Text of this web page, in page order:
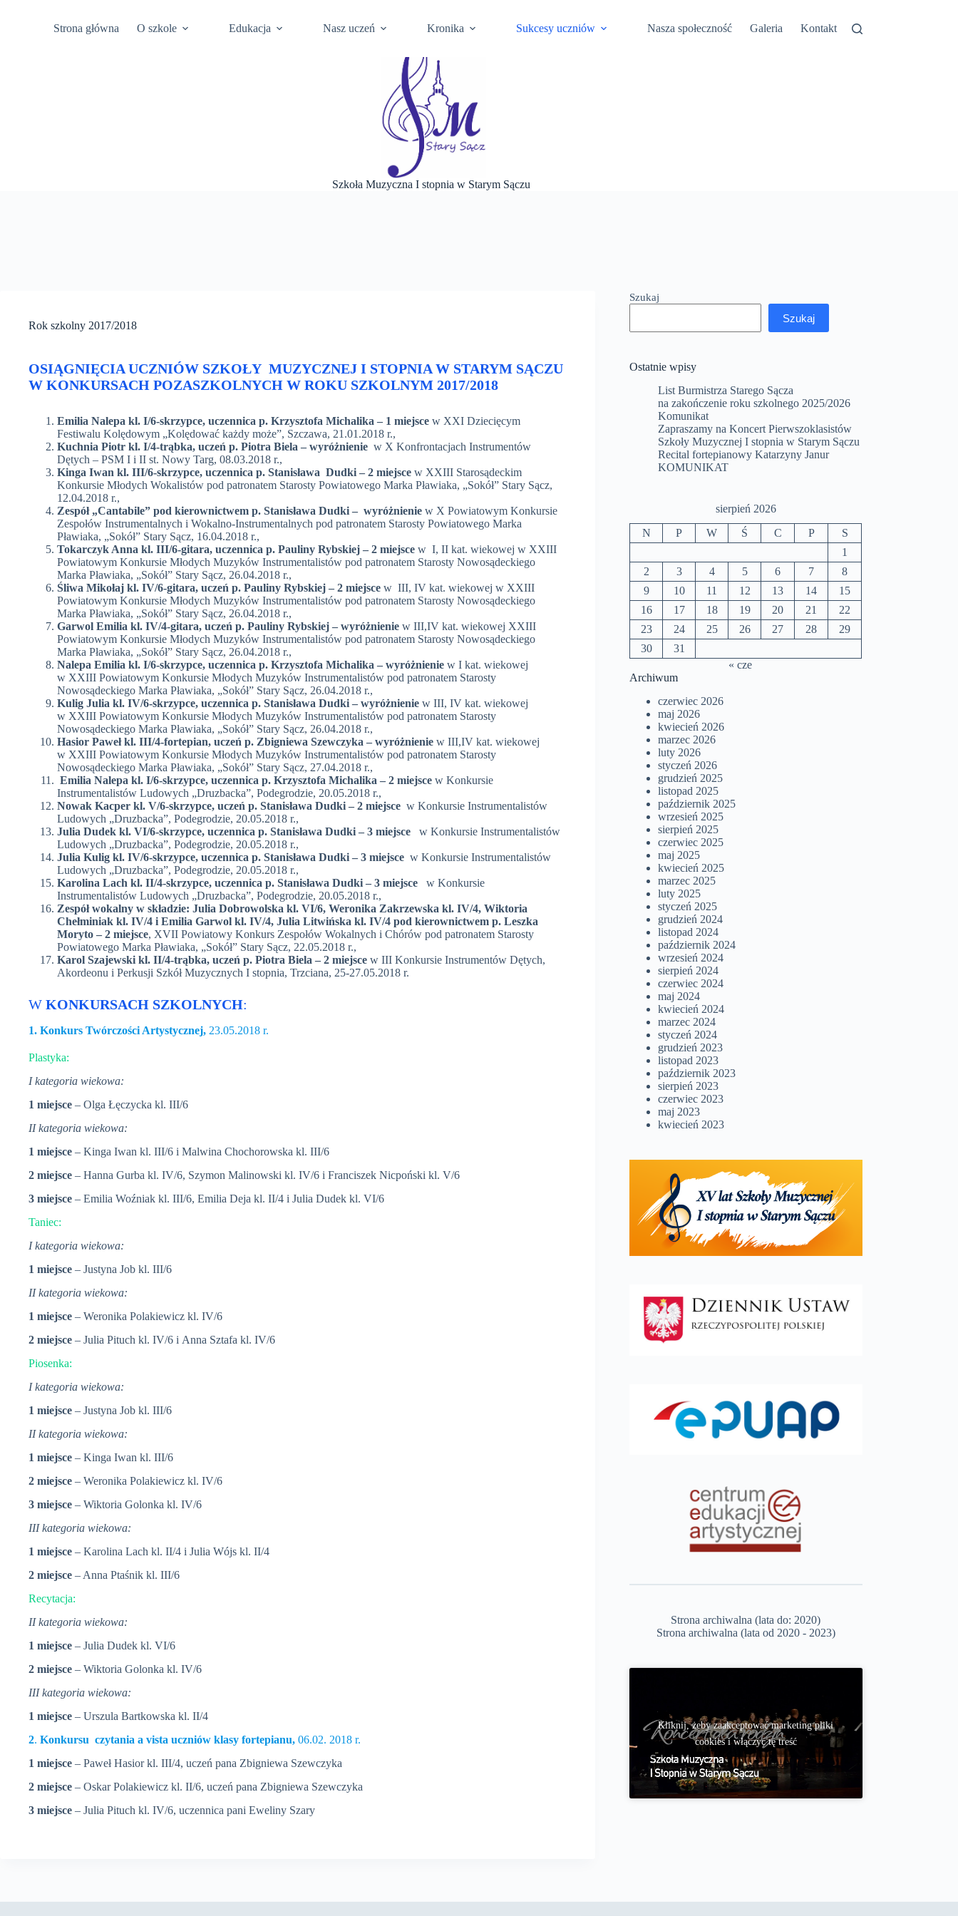
Szkoła Muzyczna I stopnia w Starym Sączu
Strona główna O szkole Edukacja Nasz uczeń Kronika Sukcesy uczniów Nasza społeczność Galeria Kontakt
Rok szkolny 2017/2018
OSIĄGNIĘCIA UCZNIÓW SZKOŁY MUZYCZNEJ I STOPNIA W STARYM SĄCZU
W KONKURSACH POZASZKOLNYCH W ROKU SZKOLNYM 2017/2018
Emilia Nalepa kl. I/6-skrzypce, uczennica p. Krzysztofa Michalika – 1 miejsce w XXI Dziecięcym
Festiwalu Kolędowym „Kolędować każdy może”, Szczawa, 21.01.2018 r.,
Kuchnia Piotr kl. I/4-trąbka, uczeń p. Piotra Biela – wyróżnienie w X Konfrontacjach Instrumentów
Dętych – PSM I i II st. Nowy Targ, 08.03.2018 r.,
Kinga Iwan kl. III/6-skrzypce, uczennica p. Stanisława Dudki – 2 miejsce w XXIII Starosądeckim
Konkursie Młodych Wokalistów pod patronatem Starosty Powiatowego Marka Pławiaka, „Sokół” Stary Sącz,
12.04.2018 r.,
Zespół „Cantabile” pod kierownictwem p. Stanisława Dudki – wyróżnienie w X Powiatowym Konkursie
Zespołów Instrumentalnych i Wokalno-Instrumentalnych pod patronatem Starosty Powiatowego Marka
Pławiaka, „Sokół” Stary Sącz, 16.04.2018 r.,
Tokarczyk Anna kl. III/6-gitara, uczennica p. Pauliny Rybskiej – 2 miejsce w I, II kat. wiekowej w XXIII
Powiatowym Konkursie Młodych Muzyków Instrumentalistów pod patronatem Starosty Nowosądeckiego
Marka Pławiaka, „Sokół” Stary Sącz, 26.04.2018 r.,
Śliwa Mikołaj kl. IV/6-gitara, uczeń p. Pauliny Rybskiej – 2 miejsce w III, IV kat. wiekowej w XXIII
Powiatowym Konkursie Młodych Muzyków Instrumentalistów pod patronatem Starosty Nowosądeckiego
Marka Pławiaka, „Sokół” Stary Sącz, 26.04.2018 r.,
Garwol Emilia kl. IV/4-gitara, uczeń p. Pauliny Rybskiej – wyróżnienie w III,IV kat. wiekowej XXIII
Powiatowym Konkursie Młodych Muzyków Instrumentalistów pod patronatem Starosty Nowosądeckiego
Marka Pławiaka, „Sokół” Stary Sącz, 26.04.2018 r.,
Nalepa Emilia kl. I/6-skrzypce, uczennica p. Krzysztofa Michalika – wyróżnienie w I kat. wiekowej
w XXIII Powiatowym Konkursie Młodych Muzyków Instrumentalistów pod patronatem Starosty
Nowosądeckiego Marka Pławiaka, „Sokół” Stary Sącz, 26.04.2018 r.,
Kulig Julia kl. IV/6-skrzypce, uczennica p. Stanisława Dudki – wyróżnienie w III, IV kat. wiekowej
w XXIII Powiatowym Konkursie Młodych Muzyków Instrumentalistów pod patronatem Starosty
Nowosądeckiego Marka Pławiaka, „Sokół” Stary Sącz, 26.04.2018 r.,
Hasior Paweł kl. III/4-fortepian, uczeń p. Zbigniewa Szewczyka – wyróżnienie w III,IV kat. wiekowej
w XXIII Powiatowym Konkursie Młodych Muzyków Instrumentalistów pod patronatem Starosty
Nowosądeckiego Marka Pławiaka, „Sokół” Stary Sącz, 27.04.2018 r.,
Emilia Nalepa kl. I/6-skrzypce, uczennica p. Krzysztofa Michalika – 2 miejsce w Konkursie
Instrumentalistów Ludowych „Druzbacka”, Podegrodzie, 20.05.2018 r.,
Nowak Kacper kl. V/6-skrzypce, uczeń p. Stanisława Dudki – 2 miejsce w Konkursie Instrumentalistów
Ludowych „Druzbacka”, Podegrodzie, 20.05.2018 r.,
Julia Dudek kl. VI/6-skrzypce, uczennica p. Stanisława Dudki – 3 miejsce w Konkursie Instrumentalistów
Ludowych „Druzbacka”, Podegrodzie, 20.05.2018 r.,
Julia Kulig kl. IV/6-skrzypce, uczennica p. Stanisława Dudki – 3 miejsce w Konkursie Instrumentalistów
Ludowych „Druzbacka”, Podegrodzie, 20.05.2018 r.,
Karolina Lach kl. II/4-skrzypce, uczennica p. Stanisława Dudki – 3 miejsce w Konkursie
Instrumentalistów Ludowych „Druzbacka”, Podegrodzie, 20.05.2018 r.,
Zespół wokalny w składzie: Julia Dobrowolska kl. VI/6, Weronika Zakrzewska kl. IV/4, Wiktoria
Chełminiak kl. IV/4 i Emilia Garwol kl. IV/4, Julia Litwińska kl. IV/4 pod kierownictwem p. Leszka
Moryto – 2 miejsce, XVII Powiatowy Konkurs Zespołów Wokalnych i Chórów pod patronatem Starosty
Powiatowego Marka Pławiaka, „Sokół” Stary Sącz, 22.05.2018 r.,
Karol Szajewski kl. II/4-trąbka, uczeń p. Piotra Biela – 2 miejsce w III Konkursie Instrumentów Dętych,
Akordeonu i Perkusji Szkół Muzycznych I stopnia, Trzciana, 25-27.05.2018 r.
W KONKURSACH SZKOLNYCH:
1. Konkurs Twórczości Artystycznej, 23.05.2018 r.
Plastyka:
I kategoria wiekowa:
1 miejsce – Olga Łęczycka kl. III/6
II kategoria wiekowa:
1 miejsce – Kinga Iwan kl. III/6 i Malwina Chochorowska kl. III/6
2 miejsce – Hanna Gurba kl. IV/6, Szymon Malinowski kl. IV/6 i Franciszek Nicpoński kl. V/6
3 miejsce – Emilia Woźniak kl. III/6, Emilia Deja kl. II/4 i Julia Dudek kl. VI/6
Taniec:
I kategoria wiekowa:
1 miejsce – Justyna Job kl. III/6
II kategoria wiekowa:
1 miejsce – Weronika Polakiewicz kl. IV/6
2 miejsce – Julia Pituch kl. IV/6 i Anna Sztafa kl. IV/6
Piosenka:
I kategoria wiekowa:
1 miejsce – Justyna Job kl. III/6
II kategoria wiekowa:
1 miejsce – Kinga Iwan kl. III/6
2 miejsce – Weronika Polakiewicz kl. IV/6
3 miejsce – Wiktoria Golonka kl. IV/6
III kategoria wiekowa:
1 miejsce – Karolina Lach kl. II/4 i Julia Wójs kl. II/4
2 miejsce – Anna Ptaśnik kl. III/6
Recytacja:
II kategoria wiekowa:
1 miejsce – Julia Dudek kl. VI/6
2 miejsce – Wiktoria Golonka kl. IV/6
III kategoria wiekowa:
1 miejsce – Urszula Bartkowska kl. II/4
2. Konkursu czytania a vista uczniów klasy fortepianu, 06.02. 2018 r.
1 miejsce – Paweł Hasior kl. III/4, uczeń pana Zbigniewa Szewczyka
2 miejsce – Oskar Polakiewicz kl. II/6, uczeń pana Zbigniewa Szewczyka
3 miejsce – Julia Pituch kl. IV/6, uczennica pani Eweliny Szary
Szukaj
Szukaj
Ostatnie wpisy
List Burmistrza Starego Sącza
na zakończenie roku szkolnego 2025/2026
Komunikat
Zapraszamy na Koncert Pierwszoklasistów
Szkoły Muzycznej I stopnia w Starym Sączu
Recital fortepianowy Katarzyny Janur
KOMUNIKAT
sierpień 2026
N P W Ś C P
S
1
2
3 4 5 6 7
8
9
10 11 12 13 14
15
16
17 18 19 20 21
22
23
24 25 26 27 28
29
30
31
« cze
Archiwum
czerwiec 2026
maj 2026
kwiecień 2026
marzec 2026
luty 2026
styczeń 2026
grudzień 2025
listopad 2025
październik 2025
wrzesień 2025
sierpień 2025
czerwiec 2025
maj 2025
kwiecień 2025
marzec 2025
luty 2025
styczeń 2025
grudzień 2024
listopad 2024
październik 2024
wrzesień 2024
sierpień 2024
czerwiec 2024
maj 2024
kwiecień 2024
marzec 2024
styczeń 2024
grudzień 2023
listopad 2023
październik 2023
sierpień 2023
czerwiec 2023
maj 2023
kwiecień 2023
Strona archiwalna (lata do: 2020)
Strona archiwalna (lata od 2020 - 2023)
Kliknij, żeby zaakceptować marketing pliki
cookies i włączyć tę treść